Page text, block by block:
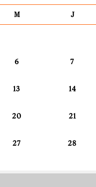
M J
6 7
13 14
20 21
27 28